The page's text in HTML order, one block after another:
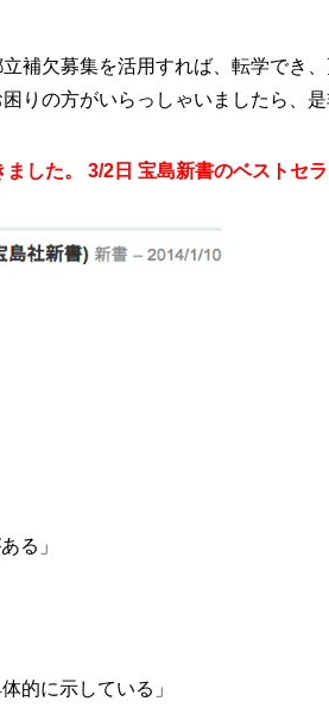
補欠募集を活用すれば、転学でき
りの方がいらっしゃいましたら、是
した。 3/2日 宝島新書のベストセ
る」
的に示している」